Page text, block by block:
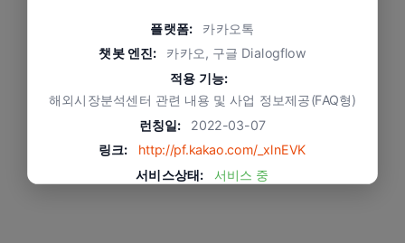
플랫폼: 카카오톡
챗봇 엔진: 카카오, 구글 Dialogflow
적용 기능:
해외시장분석센터 관련 내용 및 사업 정보제공(FAQ형)
런칭일:
2022-03-07
링크:
http://pf.kakao.com/_xlnEVK
서비스상태:
서비스 중